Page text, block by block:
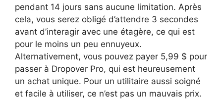
pendant 14 jours sans aucune limitation. Après
cela, vous serez obligé d’attendre 3 secondes
avant d’interagir avec une étagère, ce qui est
pour le moins un peu ennuyeux.
Alternativement, vous pouvez payer 5,99 $ pour
passer à Dropover Pro, qui est heureusement
un achat unique. Pour un utilitaire aussi soigné
et facile à utiliser, ce n’est pas un mauvais prix.